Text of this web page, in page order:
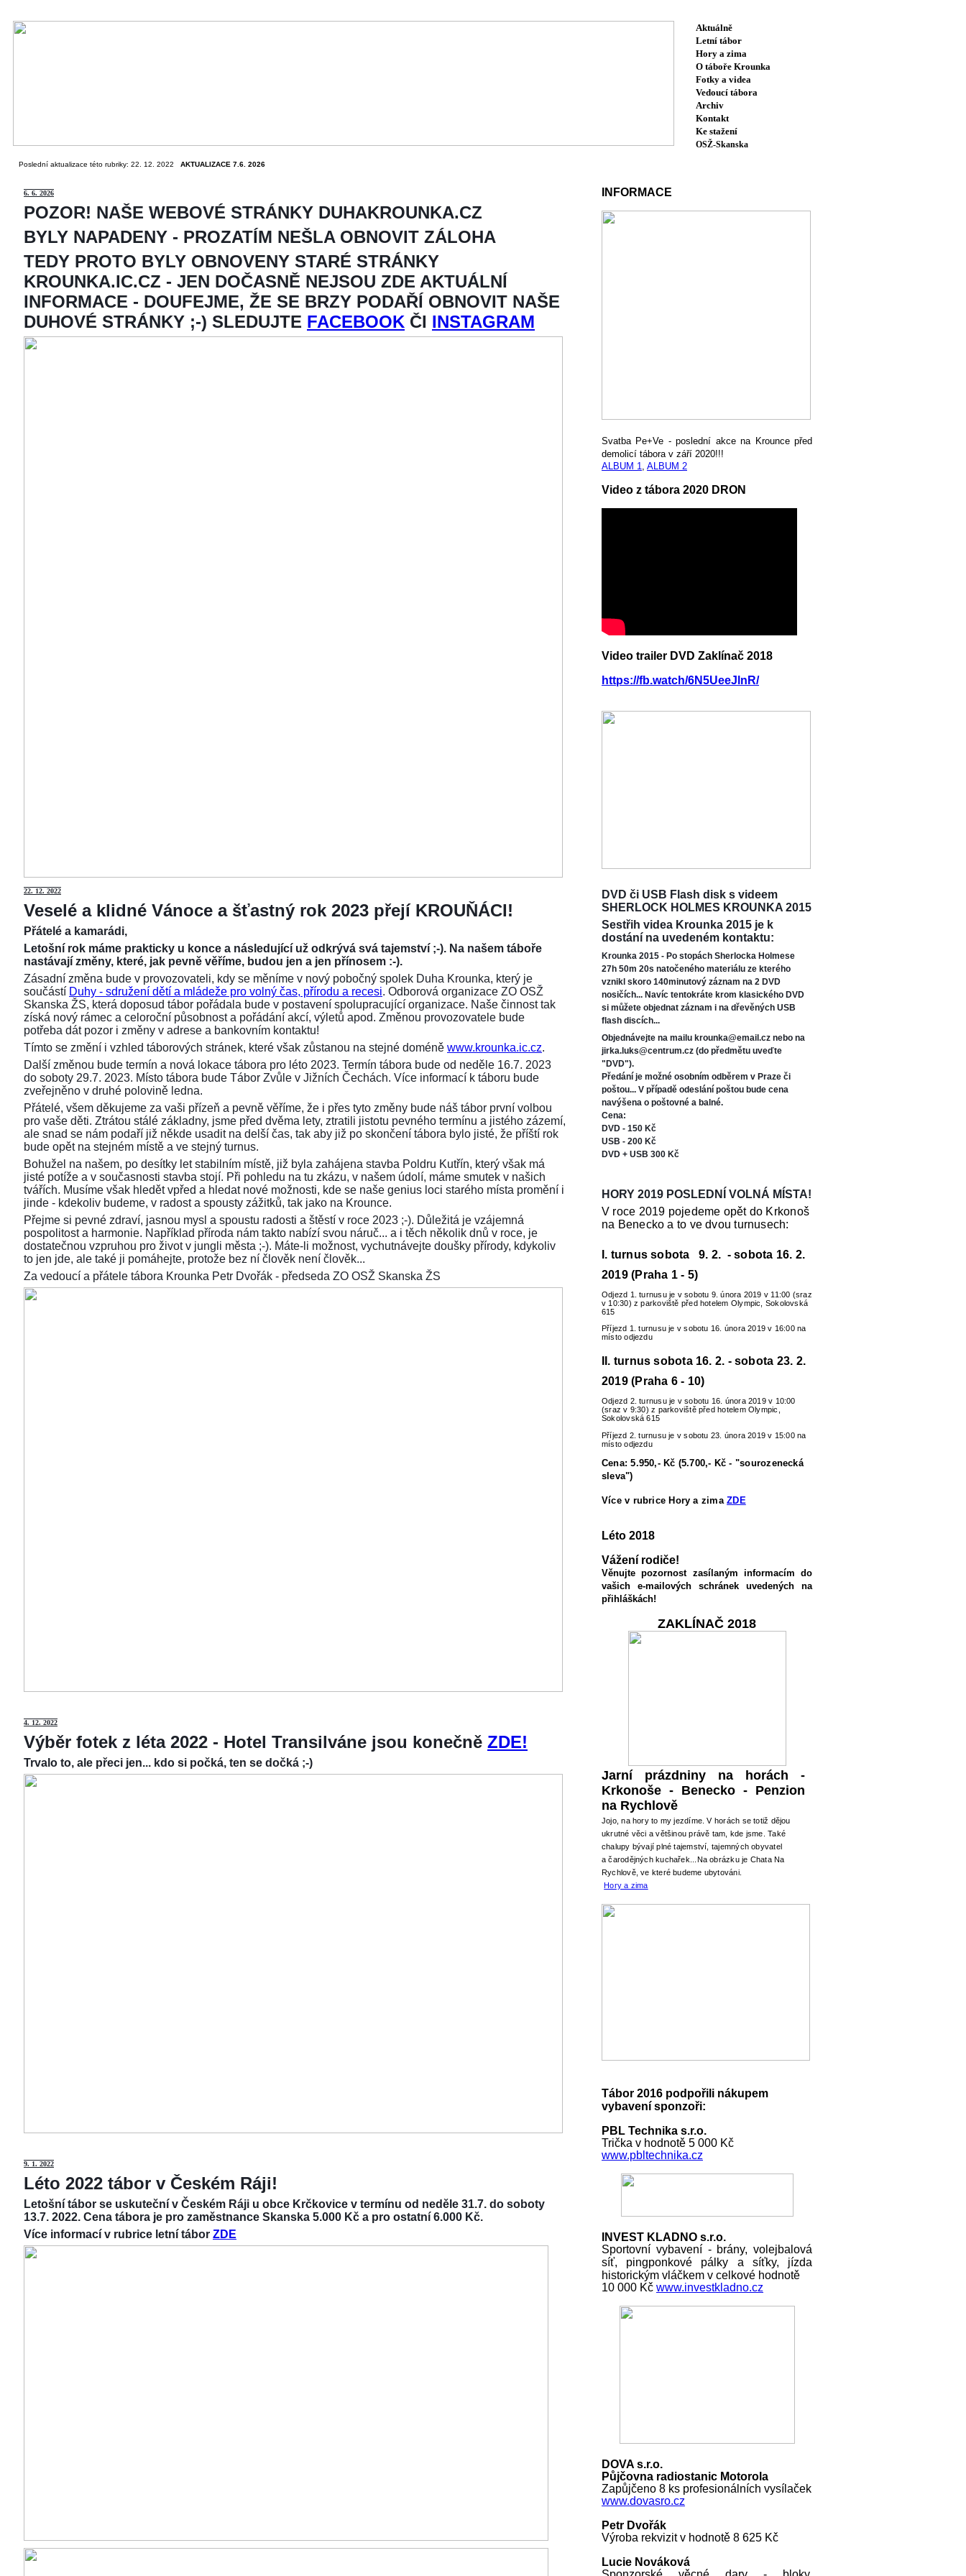
Aktuálně
Letní tábor
Hory a zima
O táboře Krounka
Fotky a videa
Vedoucí tábora
Archiv
Kontakt
Ke stažení
OSŽ-Skanska
Poslední aktualizace této rubriky: 22. 12. 2022 AKTUALIZACE 7.6. 2026
6. 6. 2026
POZOR! NAŠE WEBOVÉ STRÁNKY DUHAKROUNKA.CZ
BYLY NAPADENY - PROZATÍM NEŠLA OBNOVIT ZÁLOHA
TEDY PROTO BYLY OBNOVENY STARÉ STRÁNKY
KROUNKA.IC.CZ - JEN DOČASNĚ NEJSOU ZDE AKTUÁLNÍ
INFORMACE - DOUFEJME, ŽE SE BRZY PODAŘÍ OBNOVIT NAŠE
DUHOVÉ STRÁNKY ;-) SLEDUJTE FACEBOOK ČI INSTAGRAM
22. 12. 2022
Veselé a klidné Vánoce a šťastný rok 2023 přejí KROUŇÁCI!
Přátelé a kamarádi,
Letošní rok máme prakticky u konce a následující už odkrývá svá tajemství ;-). Na našem táboře
nastávají změny, které, jak pevně věříme, budou jen a jen přínosem :-).
Zásadní změna bude v provozovateli, kdy se měníme v nový pobočný spolek Duha Krounka, který je
součástí Duhy - sdružení dětí a mládeže pro volný čas, přírodu a recesi. Odborová organizace ZO OSŽ
Skanska ŽS, která doposud tábor pořádala bude v postavení spolupracující organizace. Naše činnost tak
získá nový rámec a celoroční působnost a pořádání akcí, výletů apod. Změnou provozovatele bude
potřeba dát pozor i změny v adrese a bankovním kontaktu!
Tímto se změní i vzhled táborových stránek, které však zůstanou na stejné doméně www.krounka.ic.cz.
Další změnou bude termín a nová lokace tábora pro léto 2023. Termín tábora bude od neděle 16.7. 2023
do soboty 29.7. 2023. Místo tábora bude Tábor Zvůle v Jižních Čechách. Více informací k táboru bude
zveřejněno v druhé polovině ledna.
Přátelé, všem děkujeme za vaši přízeň a pevně věříme, že i přes tyto změny bude náš tábor první volbou
pro vaše děti. Ztrátou stálé základny, jsme před dvěma lety, ztratili jistotu pevného termínu a jistého zázemí,
ale snad se nám podaří již někde usadit na delší čas, tak aby již po skončení tábora bylo jisté, že příští rok
bude opět na stejném místě a ve stejný turnus.
Bohužel na našem, po desítky let stabilním místě, již byla zahájena stavba Poldru Kutřín, který však má
jisté potíže a v současnosti stavba stojí. Při pohledu na tu zkázu, v našem údolí, máme smutek v našich
tvářích. Musíme však hledět vpřed a hledat nové možnosti, kde se naše genius loci starého místa promění i
jinde - kdekoliv budeme, v radost a spousty zážitků, tak jako na Krounce.
Přejme si pevné zdraví, jasnou mysl a spoustu radosti a štěstí v roce 2023 ;-). Důležitá je vzájemná
pospolitost a harmonie. Například příroda nám takto nabízí svou náruč... a i těch několik dnů v roce, je
dostatečnou vzpruhou pro život v jungli města ;-). Máte-li možnost, vychutnávejte doušky přírody, kdykoliv
to jen jde, ale také ji pomáhejte, protože bez ní člověk není člověk...
Za vedoucí a přátele tábora Krounka Petr Dvořák - předseda ZO OSŽ Skanska ŽS
4. 12. 2022
Výběr fotek z léta 2022 - Hotel Transilváne jsou konečně ZDE!
Trvalo to, ale přeci jen... kdo si počká, ten se dočká ;-)
9. 1. 2022
Léto 2022 tábor v Českém Ráji!
Letošní tábor se uskuteční v Českém Ráji u obce Krčkovice v termínu od neděle 31.7. do soboty
13.7. 2022. Cena tábora je pro zaměstnance Skanska 5.000 Kč a pro ostatní 6.000 Kč.
Více informací v rubrice letní tábor ZDE
INFORMACE
Svatba Pe+Ve - poslední akce na Krounce před
demolicí tábora v září 2020!!!
ALBUM 1, ALBUM 2
Video z tábora 2020 DRON
Video trailer DVD Zaklínač 2018
https://fb.watch/6N5UeeJlnR/
DVD či USB Flash disk s videem
SHERLOCK HOLMES KROUNKA 2015
Sestřih videa Krounka 2015 je k
dostání na uvedeném kontaktu:
Krounka 2015 - Po stopách Sherlocka Holmese
27h 50m 20s natočeného materiálu ze kterého
vznikl skoro 140minutový záznam na 2 DVD
nosičích... Navíc tentokráte krom klasického DVD
si můžete objednat záznam i na dřevěných USB
flash discích...
Objednávejte na mailu krounka@email.cz nebo na
jirka.luks@centrum.cz (do předmětu uveďte
"DVD").
Předání je možné osobním odběrem v Praze či
poštou... V případě odeslání poštou bude cena
navýšena o poštovné a balné.
Cena:
DVD - 150 Kč
USB - 200 Kč
DVD + USB 300 Kč
HORY 2019 POSLEDNÍ VOLNÁ MÍSTA!
V roce 2019 pojedeme opět do Krkonoš
na Benecko a to ve dvou turnusech:
I. turnus sobota 9. 2. - sobota 16. 2.
2019 (Praha 1 - 5)
Odjezd 1. turnusu je v sobotu 9. února 2019 v 11:00 (sraz
v 10:30) z parkoviště před hotelem Olympic, Sokolovská
615
Příjezd 1. turnusu je v sobotu 16. února 2019 v 16:00 na
místo odjezdu
II. turnus sobota 16. 2. - sobota 23. 2.
2019 (Praha 6 - 10)
Odjezd 2. turnusu je v sobotu 16. února 2019 v 10:00
(sraz v 9:30) z parkoviště před hotelem Olympic,
Sokolovská 615
Příjezd 2. turnusu je v sobotu 23. února 2019 v 15:00 na
místo odjezdu
Cena: 5.950,- Kč (5.700,- Kč - "sourozenecká
sleva")
Více v rubrice Hory a zimaZDE
Léto 2018
Vážení rodiče!
Věnujte pozornost zasílaným informacím do
vašich e-mailových schránek uvedených na
přihláškách!
ZAKLÍNAČ 2018
Jarní prázdniny na horách -
Krkonoše - Benecko - Penzion
na Rychlově
Jojo, na hory to my jezdíme. V horách se totiž dějou
ukrutné věci a většinou právě tam, kde jsme. Také
chalupy bývají plné tajemství, tajemných obyvatel
a čarodějných kuchařek...Na obrázku je Chata Na
Rychlově, ve které budeme ubytováni.
Hory a zima
Tábor 2016 podpořili nákupem
vybavení sponzoři:
PBL Technika s.r.o.
Trička v hodnotě 5 000 Kč
www.pbltechnika.cz
INVEST KLADNO s.r.o.
Sportovní vybavení - brány, volejbalová
síť, pingponkové pálky a síťky, jízda
historickým vláčkem v celkové hodnotě
10 000 Kč www.investkladno.cz
DOVA s.r.o.
Půjčovna radiostanic Motorola
Zapůjčeno 8 ks profesionálních vysílaček
www.dovasro.cz
Petr Dvořák
Výroba rekvizit v hodnotě 8 625 Kč
Lucie Nováková